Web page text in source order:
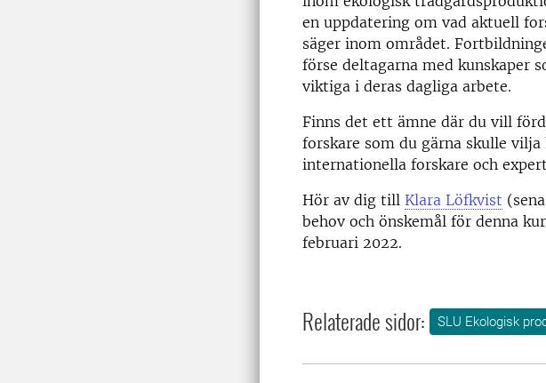
en uppdatering om vad aktuell
säger inom området.
förse deltagarna med kunskaper
viktiga i deras dagliga arbete.
Finns det ett ämne där du vill
forskare som du gärna skulle vilja
internationella forskare och
Hör av dig till Klara Löfkvist
behov och önskemål för denna
februari 2022.
Relaterade sidor: SLU Ekologisk